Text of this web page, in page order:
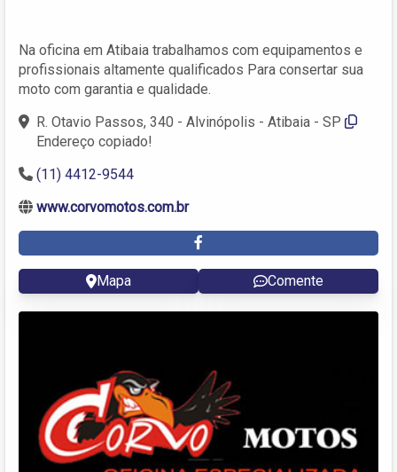
Na oficina em Atibaia trabalhamos com equipamentos e
profissionais altamente qualificados Para consertar sua
moto com garantia e qualidade.
R. Otavio Passos, 340 - Alvinópolis - Atibaia - SP
Endereço copiado!
(11) 4412-9544
www.corvomotos.com.br
Mapa Comente